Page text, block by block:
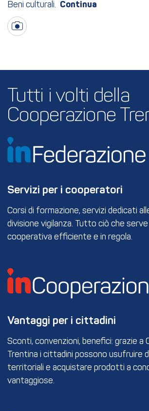
Beni culturali.
Tutti i volti della
Cooperazione
Servizi per i cooperatori
Corsi di formazione, servizi dedicati
divisione vigilanza. Tutto ciò che serve
cooperativa efficiente e in regola.
Vantaggi per i cittadini
Sconti, convenzioni, benefici: grazie a
Trentina i cittadini possono usufruire
territoriali e acquistare prodotti a
vantaggiose.